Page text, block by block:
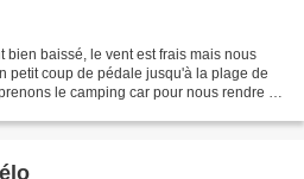
bien baissé, le vent est frais mais nous
petit coup de pédale jusqu'à la plage de
le camping car pour nous rendre au